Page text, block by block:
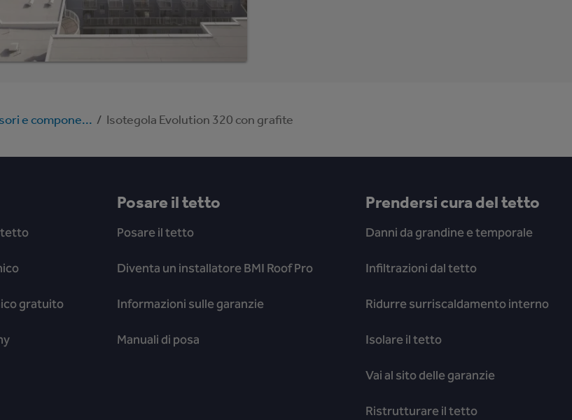
e compone... / Isotegola Evolution 320 con grafite
tetto
gratuito
Posare il tetto
Posare il tetto
Diventa un installatore BMI Roof Pro
Informazioni sulle garanzie
Manuali di posa
Prendersi cura del tetto
Danni da grandine e temporale
Infiltrazioni dal tetto
Ridurre surriscaldamento interno
Isolare il tetto
Vai al sito delle garanzie
Ristrutturare il tetto